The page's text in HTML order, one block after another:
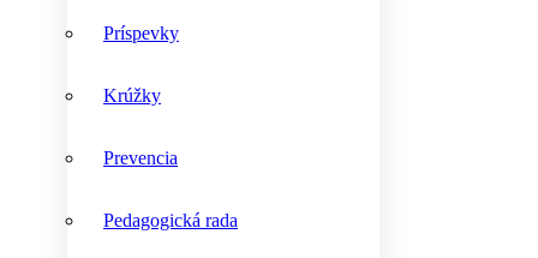
Príspevky
Krúžky
Prevencia
Pedagogická rada